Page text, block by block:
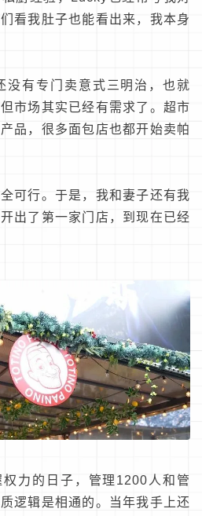
看我肚子也能看出来，我本身
没有专门卖意式三明治，也就
市场其实已经有需求了。超市
品，很多面包店也都开始卖帕
可行。于是，我和妻子还有我
出了第一家门店，到现在已经
力的日子，管理1200人和管
逻辑是相通的。当年我手上还